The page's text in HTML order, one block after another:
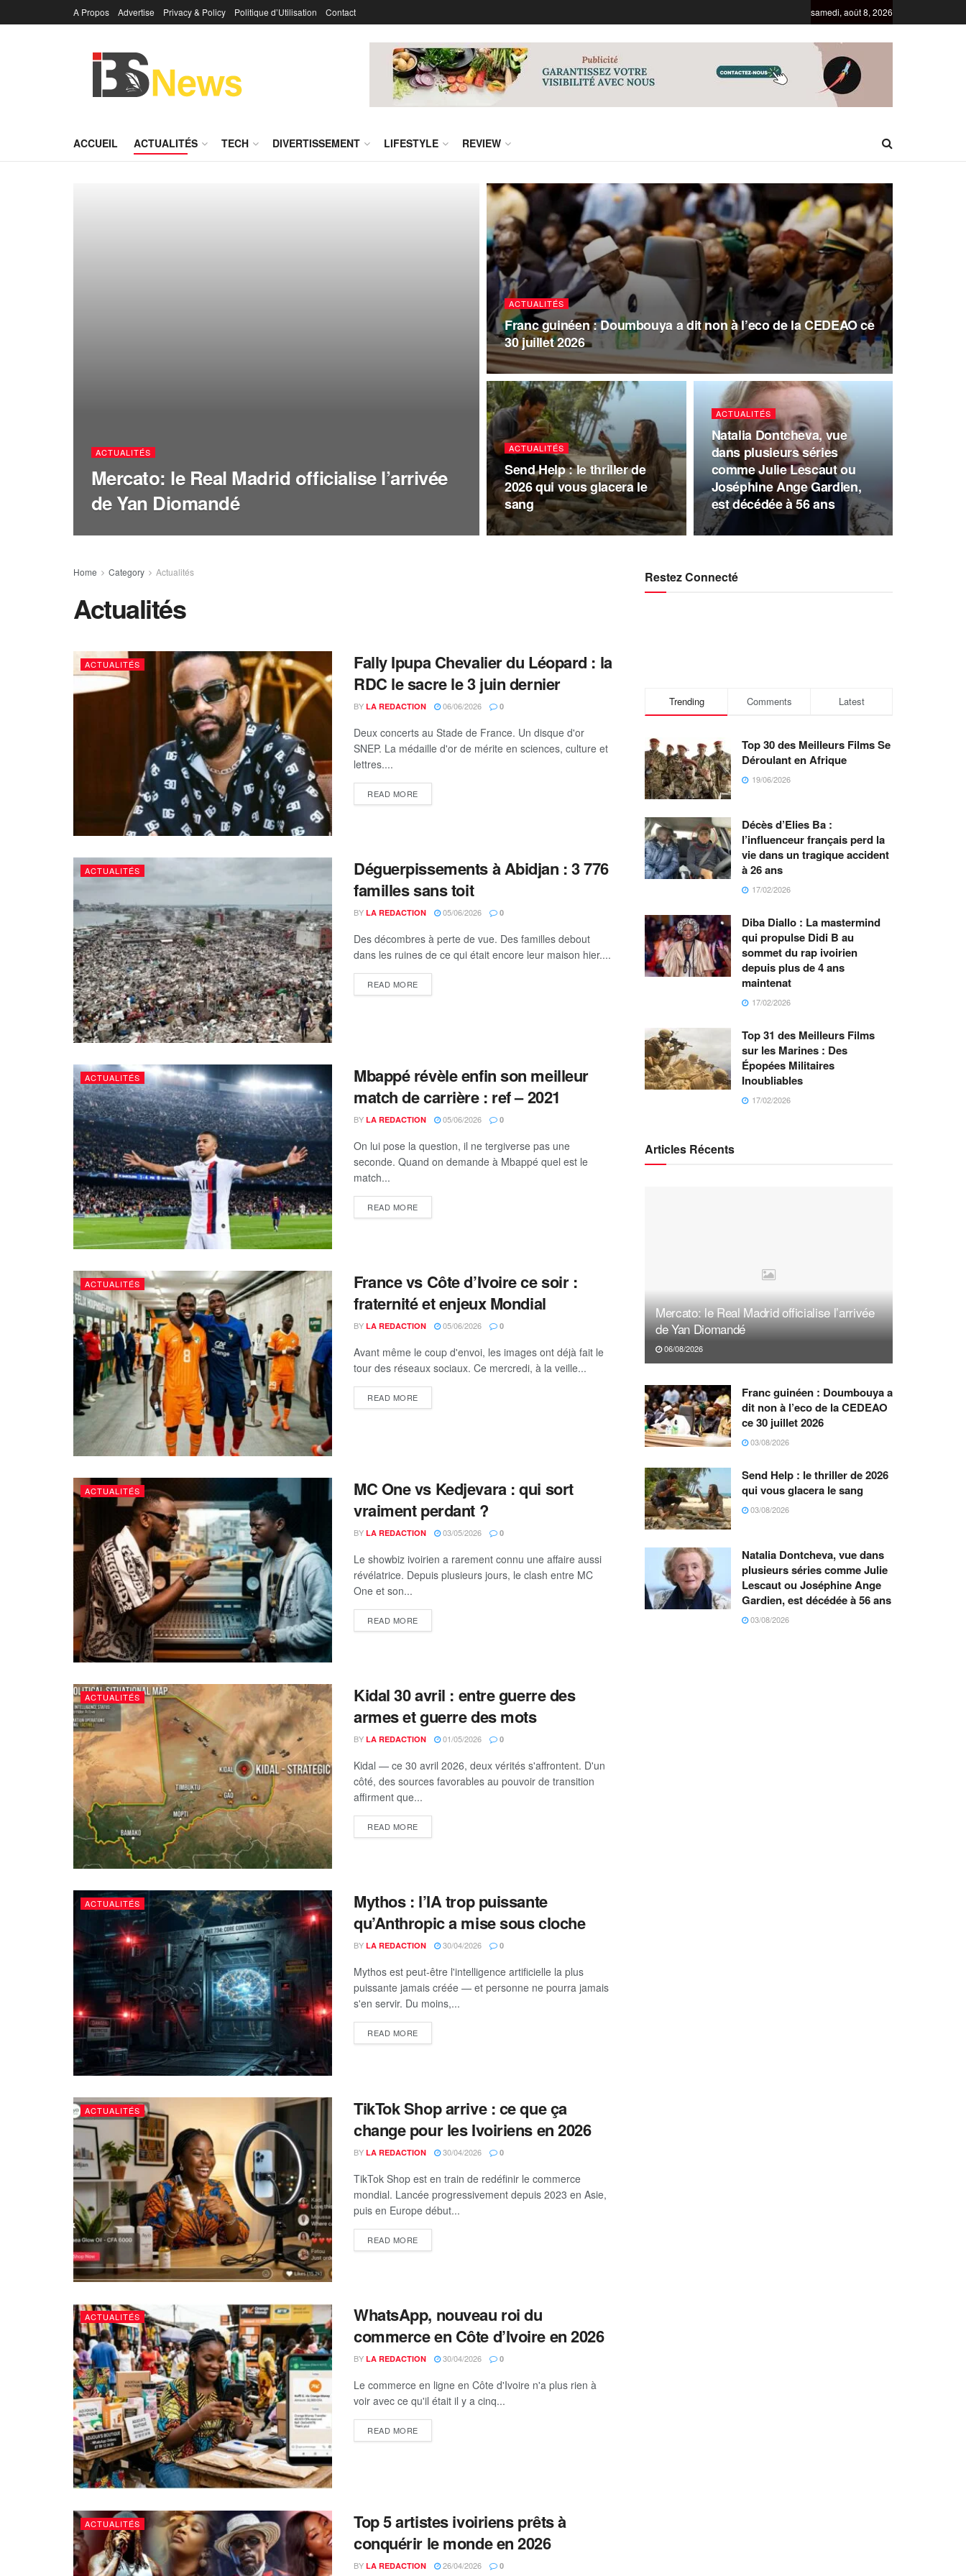
A Propos Advertise Privacy & Policy Politique d’Utilisation Contact samedi, août 8, 2026
ACCUEIL ACTUALITÉS TECH DIVERTISSEMENT LIFESTYLE REVIEW
ACTUALITÉS
Mercato: le Real Madrid officialise l’arrivée
de Yan Diomandé
ACTUALITÉS
Franc guinéen : Doumbouya a dit non à l’eco de la CEDEAO ce
30 juillet 2026
ACTUALITÉS
Send Help : le thriller de
2026 qui vous glacera le
sang
ACTUALITÉS
Natalia Dontcheva, vue
dans plusieurs séries
comme Julie Lescaut ou
Joséphine Ange Gardien,
est décédée à 56 ans
Home Category Actualités
Actualités
ACTUALITÉS
Fally Ipupa Chevalier du Léopard : la
RDC le sacre le 3 juin dernier
BY LA REDACTION 06/06/2026 0
Deux concerts au Stade de France. Un disque d'or
SNEP. La médaille d'or de mérite en sciences, culture et
lettres....
READ MOREDETAILS
ACTUALITÉS
Déguerpissements à Abidjan : 3 776
familles sans toit
BY LA REDACTION 05/06/2026 0
Des décombres à perte de vue. Des familles debout
dans les ruines de ce qui était encore leur maison hier....
READ MOREDETAILS
ACTUALITÉS
Mbappé révèle enfin son meilleur
match de carrière : ref – 2021
BY LA REDACTION 05/06/2026 0
On lui pose la question, il ne tergiverse pas une
seconde. Quand on demande à Mbappé quel est le
match...
READ MOREDETAILS
ACTUALITÉS
France vs Côte d’Ivoire ce soir :
fraternité et enjeux Mondial
BY LA REDACTION 05/06/2026 0
Avant même le coup d'envoi, les images ont déjà fait le
tour des réseaux sociaux. Ce mercredi, à la veille...
READ MOREDETAILS
ACTUALITÉS
MC One vs Kedjevara : qui sort
vraiment perdant ?
BY LA REDACTION 03/05/2026 0
Le showbiz ivoirien a rarement connu une affaire aussi
révélatrice. Depuis plusieurs jours, le clash entre MC
One et son...
READ MOREDETAILS
ACTUALITÉS
Kidal 30 avril : entre guerre des
armes et guerre des mots
BY LA REDACTION 01/05/2026 0
Kidal — ce 30 avril 2026, deux vérités s'affrontent. D'un
côté, des sources favorables au pouvoir de transition
affirment que...
READ MOREDETAILS
ACTUALITÉS
Mythos : l’IA trop puissante
qu’Anthropic a mise sous cloche
BY LA REDACTION 30/04/2026 0
Mythos est peut-être l'intelligence artificielle la plus
puissante jamais créée — et personne ne pourra jamais
s'en servir. Du moins,...
READ MOREDETAILS
ACTUALITÉS
TikTok Shop arrive : ce que ça
change pour les Ivoiriens en 2026
BY LA REDACTION 30/04/2026 0
TikTok Shop est en train de redéfinir le commerce
mondial. Lancée progressivement depuis 2023 en Asie,
puis en Europe début...
READ MOREDETAILS
ACTUALITÉS
WhatsApp, nouveau roi du
commerce en Côte d’Ivoire en 2026
BY LA REDACTION 30/04/2026 0
Le commerce en ligne en Côte d'Ivoire n'a plus rien à
voir avec ce qu'il était il y a cinq...
READ MOREDETAILS
ACTUALITÉS
Top 5 artistes ivoiriens prêts à
conquérir le monde en 2026
BY LA REDACTION 26/04/2026 0
Restez Connecté
Trending Comments Latest
Top 30 des Meilleurs Films Se
Déroulant en Afrique
19/06/2026
Décès d’Elies Ba :
l’influenceur français perd la
vie dans un tragique accident
à 26 ans
17/02/2026
Diba Diallo : La mastermind
qui propulse Didi B au
sommet du rap ivoirien
depuis plus de 4 ans
maintenat
17/02/2026
Top 31 des Meilleurs Films
sur les Marines : Des
Épopées Militaires
Inoubliables
17/02/2026
Articles Récents
Mercato: le Real Madrid officialise l’arrivée
de Yan Diomandé
06/08/2026
Franc guinéen : Doumbouya a
dit non à l’eco de la CEDEAO
ce 30 juillet 2026
03/08/2026
Send Help : le thriller de 2026
qui vous glacera le sang
03/08/2026
Natalia Dontcheva, vue dans
plusieurs séries comme Julie
Lescaut ou Joséphine Ange
Gardien, est décédée à 56 ans
03/08/2026